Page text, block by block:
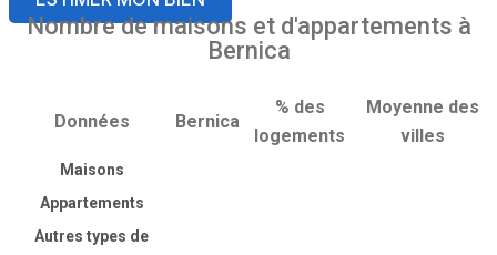
Nombre de maisons et d'appartements à
Bernica
Données Bernica
% des
logements
Moyenne des
villes
Maisons
Appartements
Autres types de